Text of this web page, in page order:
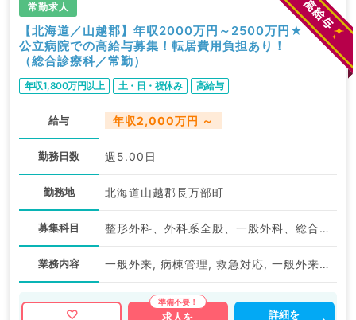
常勤求人
【北海道／山越郡】年収2000万円～2500万円★
公立病院での高給与募集！転居費用負担あり！
（総合診療科／常勤）
年収1,800万円以上 土・日・祝休み 高給与
給与 年収2,000万円 ～
勤務日数 週5.00日
勤務地 北海道山越郡長万部町
募集科目 整形外科、外科系全般、一般外科、総合診療科
業務内容 一般外来, 病棟管理, 救急対応, 一般外来, 病棟管理
求人を
詳細を